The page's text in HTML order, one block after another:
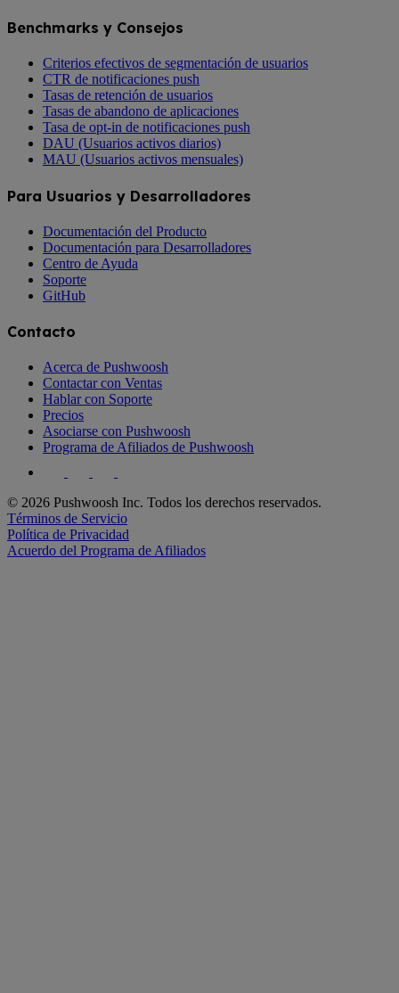
Benchmarks y Consejos
Criterios efectivos de segmentación de usuarios
CTR de notificaciones push
Tasas de retención de usuarios
Tasas de abandono de aplicaciones
Tasa de opt-in de notificaciones push
DAU (Usuarios activos diarios)
MAU (Usuarios activos mensuales)
Para Usuarios y Desarrolladores
Documentación del Producto
Documentación para Desarrolladores
Centro de Ayuda
Soporte
GitHub
Contacto
Acerca de Pushwoosh
Contactar con Ventas
Hablar con Soporte
Precios
Asociarse con Pushwoosh
Programa de Afiliados de Pushwoosh
© 2026 Pushwoosh Inc. Todos los derechos reservados.
Términos de Servicio
Política de Privacidad
Acuerdo del Programa de Afiliados